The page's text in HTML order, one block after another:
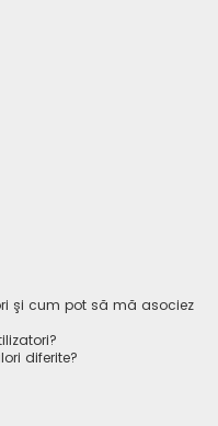
şi cum pot să mă asociez
diferite?